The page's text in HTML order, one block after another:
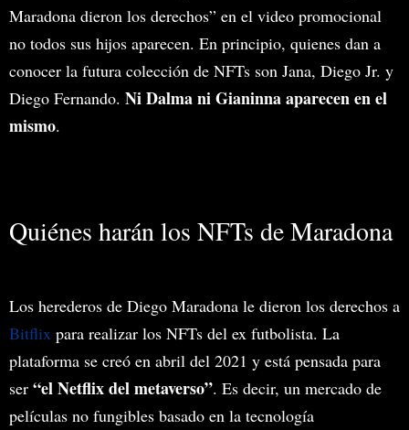
Maradona dieron los derechos” en el video promocional
no todos sus hijos aparecen. En principio, quienes dan a
conocer la futura colección de NFTs son Jana, Diego Jr. y
Diego Fernando. Ni Dalma ni Gianinna aparecen en el
mismo.
Quiénes harán los NFTs de Maradona
Los herederos de Diego Maradona le dieron los derechos a
Bitflix para realizar los NFTs del ex futbolista. La
plataforma se creó en abril del 2021 y está pensada para
ser “el Netflix del metaverso”. Es decir, un mercado de
películas no fungibles basado en la tecnología